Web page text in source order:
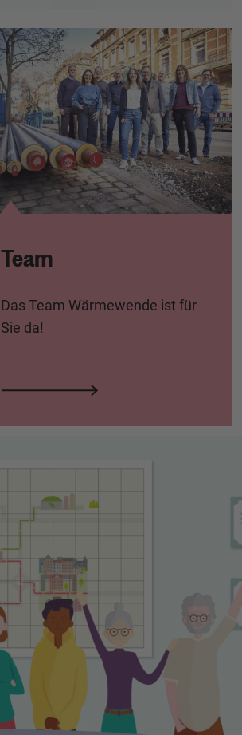
Team
Das Team Wärmewende ist für
Sie da!